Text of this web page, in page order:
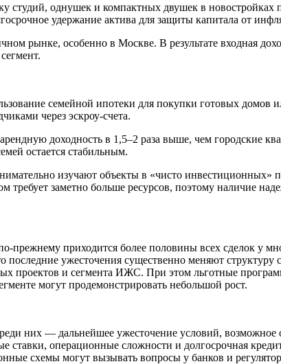
студий, однушек и компактных двушек в новостройках
удержание актива для защиты капитала от
рынке, особенно в Москве. В результате входная
семейной ипотеки для покупки готовых домов
через эскроу-счета.
доходность в 1,5–2 раза выше, чем городские
остается стабильным.
изучают объекты в «чисто
заметно больше ресурсов, поэтому наличие
прежнему приходится более половины всех сделок у
ужесточения существенно меняют структуру
проектов и сегмента ИЖС. При этом льготные
могут продемонстрировать небольшой рост.
них — дальнейшее ужесточение условий, возможное
ставки, операционные сложности и долгосрочная
схемы могут вызывать вопросы у банков и